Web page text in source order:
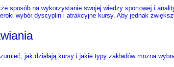
sposób na wykorzystanie swojej wiedzy sportowej i
wybór dyscyplin i atrakcyjne kursy. Aby jednak
jak działają kursy i jakie typy zakładów można